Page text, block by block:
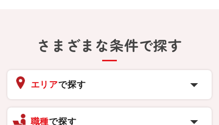
さまざまな条件で探す
エリアで探す
職種で探す